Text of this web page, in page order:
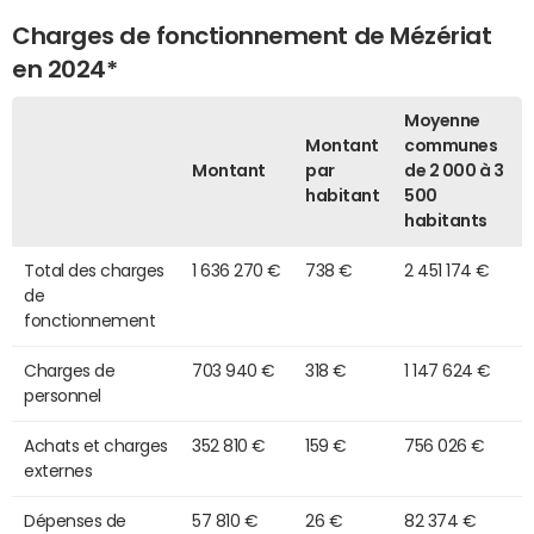
Charges de fonctionnement de Mézériat
en 2024*
Montant
Montant
par
habitant
Moyenne
communes
de 2 000 à 3
500
habitants
Total des charges
de
fonctionnement
1 636 270 € 738 € 2 451 174 €
Charges de
personnel
703 940 € 318 € 1 147 624 €
Achats et charges
externes
352 810 € 159 € 756 026 €
Dépenses de 57 810 € 26 € 82 374 €